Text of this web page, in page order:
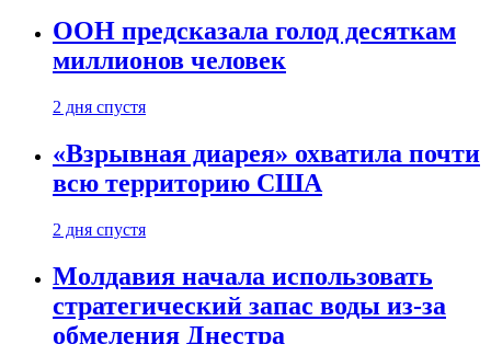
ООН предсказала голод десяткам
миллионов человек
2 дня спустя
«Взрывная диарея» охватила почти
всю территорию США
2 дня спустя
Молдавия начала использовать
стратегический запас воды из-за
обмеления Днестра